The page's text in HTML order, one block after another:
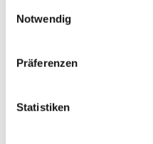
Notwendig
Präferenzen
Statistiken
Weihnachten